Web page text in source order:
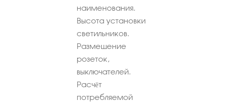
наименования.
Высота установки
светильников.
Размещение
розеток,
выключателей.
Расчёт
потребляемой